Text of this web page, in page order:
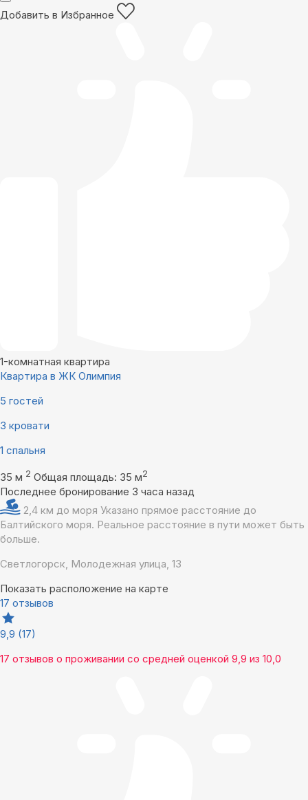
Добавить в Избранное
1-комнатная квартира
Квартира в ЖК Олимпия
5 гостей
3 кровати
1 спальня
35 м 2 Общая площадь: 35 м2
Последнее бронирование 3 часа назад
2,4 км до моря Указано прямое расстояние до
Балтийского моря. Реальное расстояние в пути может быть
больше.
Светлогорск, Молодежная улица, 13
Показать расположение на карте
17 отзывов
9,9 (17)
17 отзывов о проживании со средней оценкой 9,9 из 10,0